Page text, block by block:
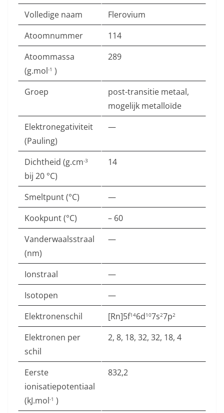
Volledige naam
Flerovium
Atoomnummer
114
Atoommassa
(g.mol-1 )
289
Groep
post-transitie metaal,
mogelijk metalloïde
Elektronegativiteit
(Pauling)
—
Dichtheid (g.cm-3
bij 20 °C)
14
Smeltpunt (°C)
—
Kookpunt (°C)
– 60
Vanderwaalsstraal
(nm)
—
Ionstraal
—
Isotopen
—
Elektronenschil
[Rn]5f146d107s27p2
Elektronen per
schil
2, 8, 18, 32, 32, 18, 4
Eerste
ionisatiepotentiaal
(kJ.mol-1 )
832,2